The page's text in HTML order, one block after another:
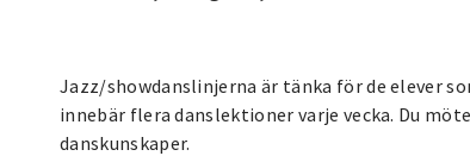
Jazz/showdanslinjerna är tänka för de elever
innebär flera danslektioner varje vecka. Du
danskunskaper.